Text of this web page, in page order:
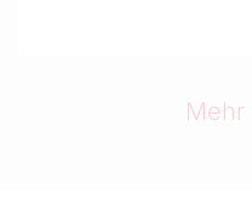
Mehr